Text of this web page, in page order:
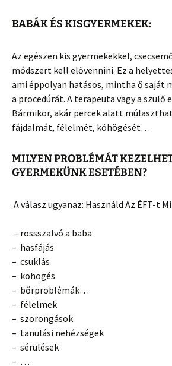
BABÁK ÉS KISGYERMEKEK:
Az egészen kis gyermekekkel,
módszert kell elővennini. Ez a
ami éppolyan hatásos, mintha ő saját
a procedúrát. A terapeuta vagy a szülő
Bármikor, akár percek alatt
fájdalmát, félelmét, köhögését…
MILYEN PROBLÉMÁT
GYERMEKÜNK ESETÉBEN?
A válasz ugyanaz: Használd Az ÉFT-t
– rossszalvó a baba
– hasfájás
– csuklás
– köhögés
– bőrproblémák…
– félelmek
– szorongások
– tanulási nehézségek
– sérülések
– …